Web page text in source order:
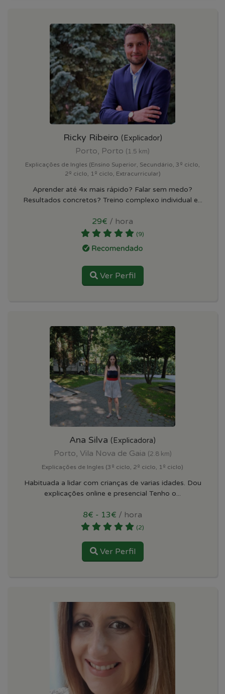
Ricky Ribeiro (Explicador)
Porto, Porto (1.5 km)
Explicações de Ingles (Ensino Superior, Secundário, 3º ciclo,
2º ciclo, 1º ciclo, Extracurricular)
Aprender até 4x mais rápido? Falar sem medo?
Resultados concretos? Treino complexo individual e...
29€ / hora
(9)
Ver Perfil
Ana Silva (Explicadora)
Porto, Vila Nova de Gaia (2.8 km)
Explicações de Ingles (3º ciclo, 2º ciclo, 1º ciclo)
Habituada a lidar com crianças de varias idades. Dou
explicações online e presencial Tenho o...
8€ - 13€ / hora
(2)
Ver Perfil